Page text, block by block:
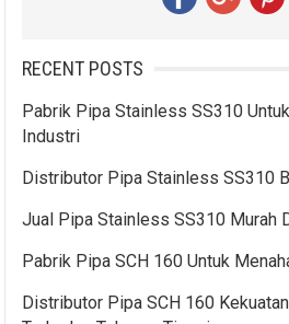
RECENT POSTS
Pabrik Pipa Stainless SS310
Industri
Distributor Pipa Stainless SS310
Jual Pipa Stainless SS310 Murah
Pabrik Pipa SCH 160 Untuk
Distributor Pipa SCH 160